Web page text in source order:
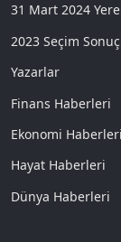
31 Mart 2024
2023 Seçim
Yazarlar
Finans Haberleri
Ekonomi Haberleri
Hayat Haberleri
Dünya Haberleri